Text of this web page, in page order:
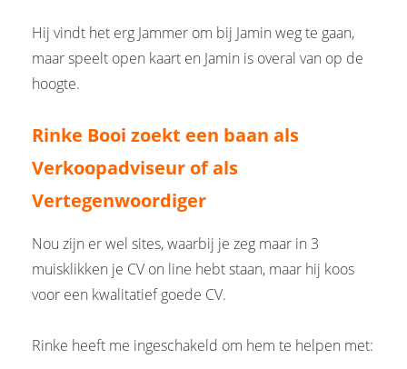
Hij vindt het erg Jammer om bij Jamin weg te gaan,
maar speelt open kaart en Jamin is overal van op de
hoogte.
Rinke Booi zoekt een baan als
Verkoopadviseur of als
Vertegenwoordiger
Nou zijn er wel sites, waarbij je zeg maar in 3
muisklikken je CV on line hebt staan, maar hij koos
voor een kwalitatief goede CV.
Rinke heeft me ingeschakeld om hem te helpen met: